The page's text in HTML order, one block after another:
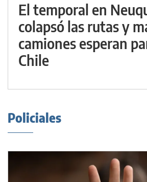
El temporal en
colapsó las rutas y
camiones esperan
Chile
Policiales